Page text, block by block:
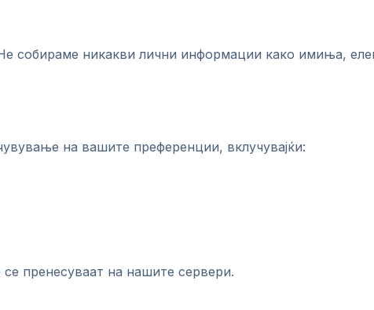
собираме никакви лични информации како имиња,
на вашите преференции, вклучувајќи:
пренесуваат на нашите сервери.